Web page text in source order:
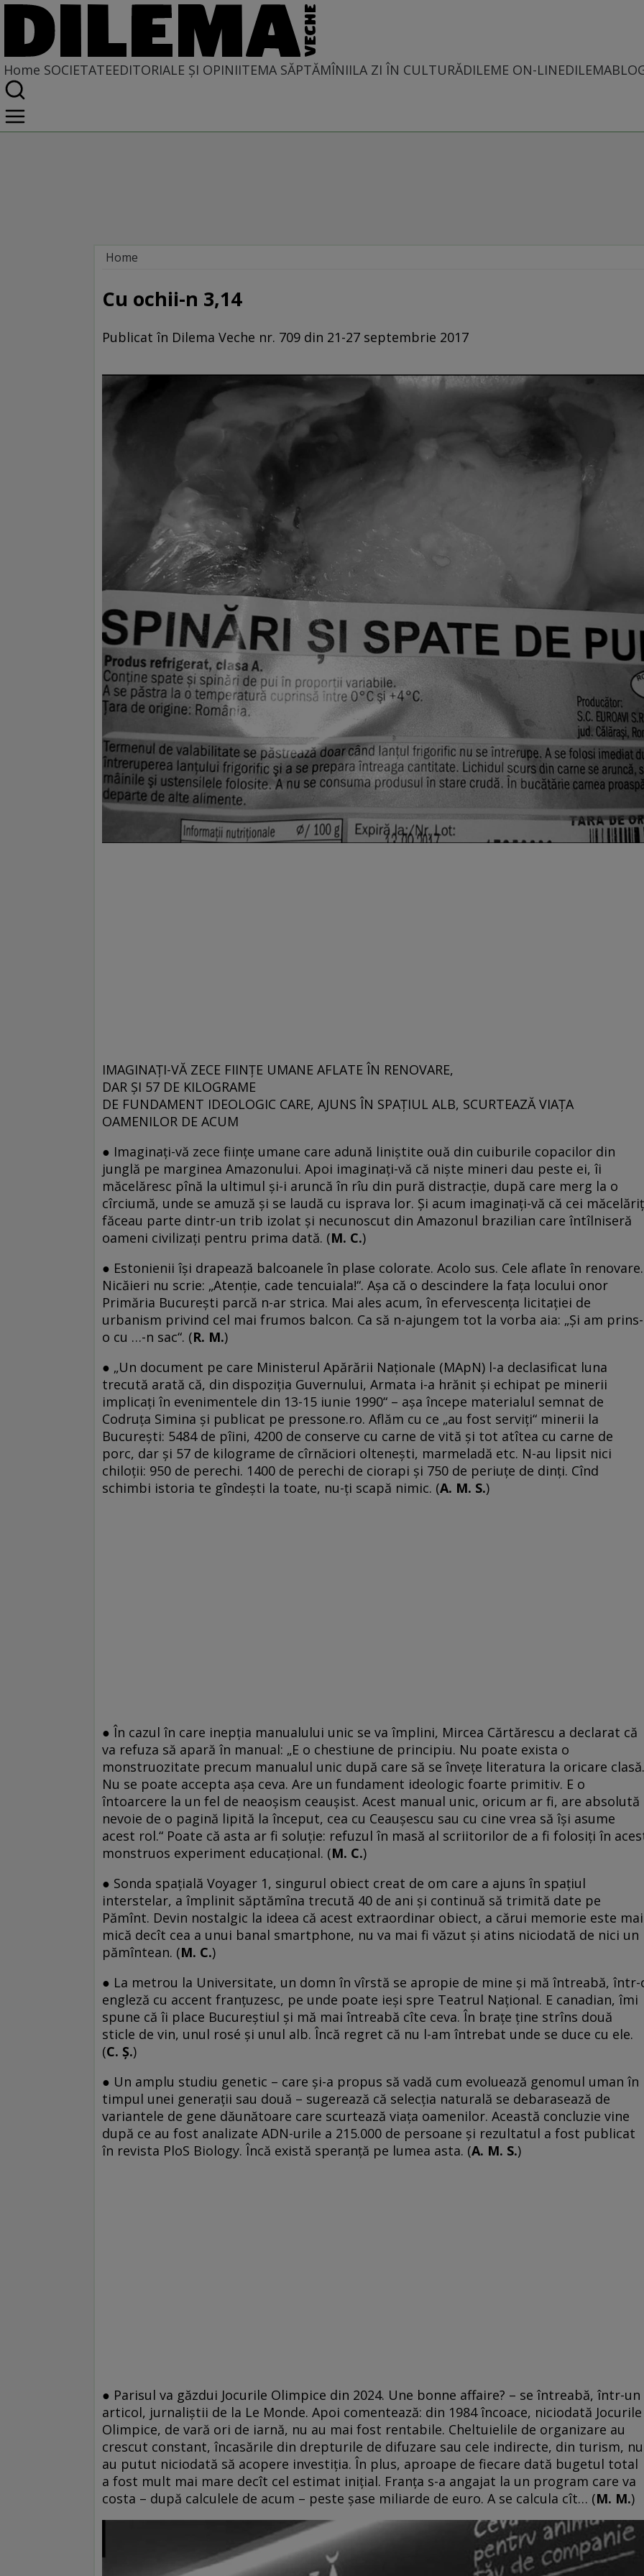
Home SOCIETATEEDITORIALE ȘI OPINIITEMA SĂPTĂMÎNIILA ZI ÎN CULTURĂDILEME ON-LINE
Home
LA SINGULAR ȘI LA PLURAL
Cu ochii-n 3,14
Publicat în Dilema Veche nr. 709 din 21-27 septembrie 2017
IMAGINAȚI-VĂ ZECE FIINȚE UMANE AFLATE ÎN RENOVARE,
DAR ȘI 57 DE KILOGRAME
DE FUNDAMENT IDEOLOGIC CARE, AJUNS ÎN SPAȚIUL ALB, SCURTEAZĂ VIAȚA
OAMENILOR DE ACUM
● Imaginaţi-vă zece fiinţe umane care adună liniştite ouă din cuiburile copacilor din
junglă pe marginea Amazonului. Apoi imaginaţi-vă că nişte mineri dau peste ei, îi
măcelăresc pînă la ultimul şi-i aruncă în rîu din pură distracţie, după care merg la o
cîrciumă, unde se amuză şi se laudă cu isprava lor. Şi acum imaginaţi-vă că cei
făceau parte dintr-un trib izolat şi necunoscut din Amazonul brazilian care întîlniseră
oameni civilizaţi pentru prima dată. (M. C.)
● Estonienii își drapează balcoanele în plase colorate. Acolo sus. Cele aflate în renovare.
Nicăieri nu scrie: „Atenție, cade tencuiala!“. Așa că o descindere la fața locului onor
Primăria București parcă n-ar strica. Mai ales acum, în efervescența licitației de
urbanism privind cel mai frumos balcon. Ca să n-ajungem tot la vorba aia: „Și am prins-
o cu …-n sac“. (R. M.)
● „Un document pe care Ministerul Apărării Naționale (MApN) l-a declasificat luna
trecută arată că, din dispoziţia Guvernului, Armata i-a hrănit şi echipat pe minerii
implicaţi în evenimentele din 13-15 iunie 1990“ – așa începe materialul semnat de
Codruța Simina și publicat pe pressone.ro. Aflăm cu ce „au fost serviți“ minerii la
București: 5484 de pîini, 4200 de conserve cu carne de vită şi tot atîtea cu carne de
porc, dar şi 57 de kilograme de cîrnăciori olteneşti, marmeladă etc. N-au lipsit nici
chiloții: 950 de perechi. 1400 de perechi de ciorapi și 750 de periuţe de dinţi. Cînd
schimbi istoria te gîndești la toate, nu-ți scapă nimic. (A. M. S.)
● În cazul în care inepţia manualului unic se va împlini, Mircea Cărtărescu a declarat că
va refuza să apară în manual: „E o chestiune de principiu. Nu poate exista o
monstruozitate precum manualul unic după care să se învețe literatura la oricare clasă.
Nu se poate accepta așa ceva. Are un fundament ideologic foarte primitiv. E o
întoarcere la un fel de neaoșism ceaușist. Acest manual unic, oricum ar fi, are absolută
nevoie de o pagină lipită la început, cea cu Ceaușescu sau cu cine vrea să își asume
acest rol.“ Poate că asta ar fi soluţie: refuzul în masă al scriitorilor de a fi folosiţi în
monstruos experiment educaţional. (M. C.)
● Sonda spaţială Voyager 1, singurul obiect creat de om care a ajuns în spaţiul
interstelar, a împlinit săptămîna trecută 40 de ani şi continuă să trimită date pe
Pămînt. Devin nostalgic la ideea că acest extraordinar obiect, a cărui memorie este mai
mică decît cea a unui banal smartphone, nu va mai fi văzut şi atins niciodată de nici un
pămîntean. (M. C.)
● La metrou la Universitate, un domn în vîrstă se apropie de mine și mă întreabă, într-
engleză cu accent franțuzesc, pe unde poate ieși spre Teatrul Național. E canadian, îmi
spune că îi place Bucureștiul și mă mai întreabă cîte ceva. În brațe ține strîns două
sticle de vin, unul rosé și unul alb. Încă regret că nu l-am întrebat unde se duce cu ele.
(C. Ș.)
● Un amplu studiu genetic – care și-a propus să vadă cum evoluează genomul uman în
timpul unei generații sau două – sugerează că selecția naturală se debarasează de
variantele de gene dăunătoare care scurtează viața oamenilor. Această concluzie vine
după ce au fost analizate ADN-urile a 215.000 de persoane și rezultatul a fost publicat
în revista PloS Biology. Încă există speranță pe lumea asta. (A. M. S.)
● Parisul va găzdui Jocurile Olimpice din 2024. Une bonne affaire? – se întreabă, într-un
articol, jurnaliştii de la Le Monde. Apoi comentează: din 1984 încoace, niciodată Jocurile
Olimpice, de vară ori de iarnă, nu au mai fost rentabile. Cheltuielile de organizare au
crescut constant, încasările din drepturile de difuzare sau cele indirecte, din turism, nu
au putut niciodată să acopere investiţia. În plus, aproape de fiecare dată bugetul total
a fost mult mai mare decît cel estimat iniţial. Franţa s-a angajat la un program care va
costa – după calculele de acum – peste șase miliarde de euro. A se calcula cît… (M. M.)